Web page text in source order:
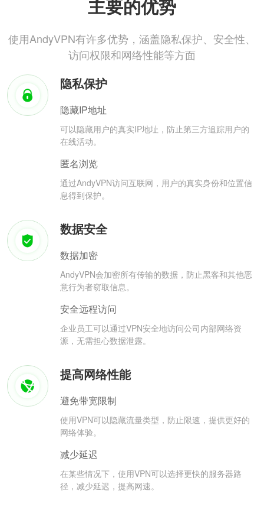
主要的优势
使用AndyVPN有许多优势，涵盖隐私保护、安全性、
访问权限和网络性能等方面
隐私保护
隐藏IP地址
可以隐藏用户的真实IP地址，防止第三方追踪用户的
在线活动。
匿名浏览
通过AndyVPN访问互联网，用户的真实身份和位置信
息得到保护。
数据安全
数据加密
AndyVPN会加密所有传输的数据，防止黑客和其他恶
意行为者窃取信息。
安全远程访问
企业员工可以通过VPN安全地访问公司内部网络资
源，无需担心数据泄露。
提高网络性能
避免带宽限制
使用VPN可以隐藏流量类型，防止限速，提供更好的
网络体验。
减少延迟
在某些情况下，使用VPN可以选择更快的服务器路
径，减少延迟，提高网速。